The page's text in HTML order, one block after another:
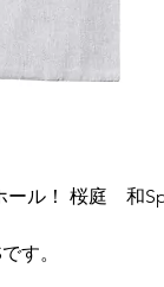
ール！ 桜庭　和
す。